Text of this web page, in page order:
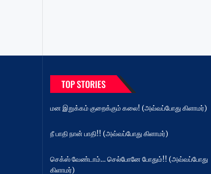
TOP STORIES
மன இறுக்கம் குறைக்கும் கலை! (அவ்வப்போது கிளாமர்)
நீ பாதி நான் பாதி!! (அவ்வப்போது கிளாமர்)
செக்ஸ் வேண்டாம்… செல்போனே போதும்!! (அவ்வப்போது
கிளாமர்)